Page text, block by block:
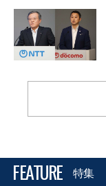
FEATURE 特集